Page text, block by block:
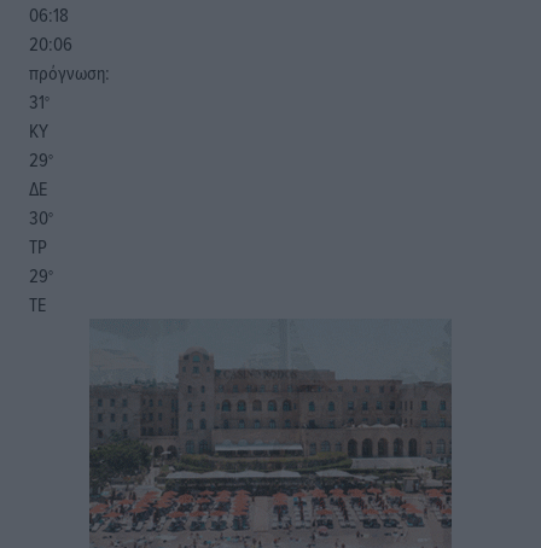
06:18
20:06
πρόγνωση:
31°
ΚΥ
29°
ΔΕ
30°
ΤΡ
29°
ΤΕ